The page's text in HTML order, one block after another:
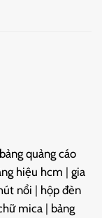
quảng cáo
hiệu hcm | gia
nổi | hộp đèn
mica | bảng